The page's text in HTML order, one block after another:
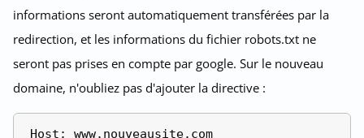
informations seront automatiquement transférées par la
redirection, et les informations du fichier robots.txt ne
seront pas prises en compte par google. Sur le nouveau
domaine, n'oubliez pas d'ajouter la directive :